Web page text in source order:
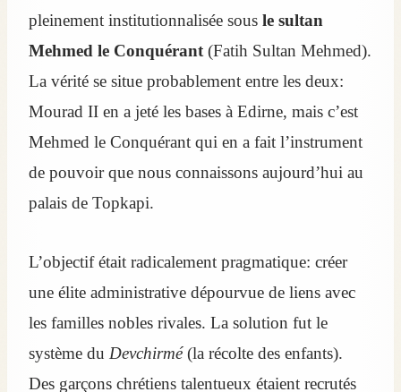
pleinement institutionnalisée sous le sultan
Mehmed le Conquérant (Fatih Sultan Mehmed).
La vérité se situe probablement entre les deux:
Mourad II en a jeté les bases à Edirne, mais c’est
Mehmed le Conquérant qui en a fait l’instrument
de pouvoir que nous connaissons aujourd’hui au
palais de Topkapi.
L’objectif était radicalement pragmatique: créer
une élite administrative dépourvue de liens avec
les familles nobles rivales. La solution fut le
système du Devchirmé(la récolte des enfants).
Des garçons chrétiens talentueux étaient recrutés